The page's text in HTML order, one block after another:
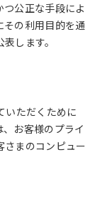
公正な手段によ
の利用目的を通
します。
いただくために
お客様のプライ
さまのコンピュー